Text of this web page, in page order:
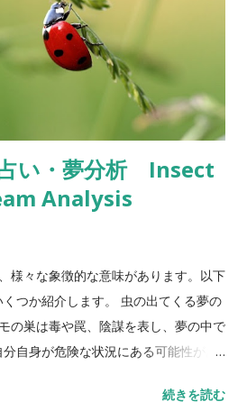
（オネイロクリティカ）」とい
世ヨーロッパ 中世ヨーロッパにおい
より、夢占いは一時的に忘れられる
、聖書の中にも夢を解釈する場面が
全に忘れられたわけではありません
ッパでは、夢の内容によって病気を
方法も存在しました。 現代 現代にお
され続けています。19世紀には、オ
夢占いの新しい分野が生まれまし
占いを専門とする占い師やカウンセラ
上が、夢占いの歴史についての詳細で
代に至るまで、人々の心の中に深く
あり、今後も愛され続けることでし
身の内面を知ることができる 夢占いを
い・夢分析 Insect
Analysis
様々な象徴的な意味があります。以下
つか紹介します。 虫の出てくる夢の
の巣は毒や罠、陰謀を表し、夢の中で
自身が危険な状況にある可能性があ
されることを表す場合もあります。
続きを読む